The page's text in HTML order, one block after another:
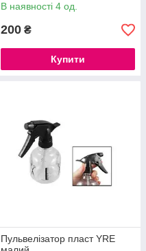
В наявності 4 од.
200 ₴
Купити
Пульвелізатор пласт YRE